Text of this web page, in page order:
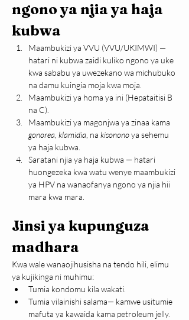
ngono ya njia ya haja
kubwa
Maambukizi ya VVU (VVU/UKIMWI) —
hatari ni kubwa zaidi kuliko ngono ya uke
kwa sababu ya uwezekano wa michubuko
na damu kuingia moja kwa moja.
Maambukizi ya homa ya ini (Hepataitisi B
na C).
Maambukizi ya magonjwa ya zinaa kama
gonorea klamidia , na kisonono ya sehemu
ya haja kubwa.
Saratani njia ya haja kubwa — hatari
huongezeka kwa watu wenye maambukizi
ya HPV na wanaofanya ngono ya njia hii
mara kwa mara.
Jinsi ya kupunguza
madhara
Kwa wale wanaojihusisha na tendo hili, elimu
ya kujikinga ni muhimu:
Tumia kondomu kila wakati.
Tumia vilainishi salama— kamwe usitumie
mafuta ya kawaida kama petroleum jelly.